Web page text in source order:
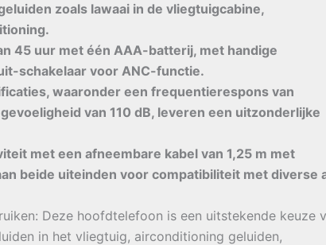
zoals lawaai in de vliegtuigcabine,
45 uur met één AAA-batterij, met handige
schakelaar voor ANC-functie.
waaronder een frequentierespons van
van 110 dB, leveren een uitzonderlijke
met een afneembare kabel van 1,25 m met
beide uiteinden voor compatibiliteit met diverse
Deze hoofdtelefoon is een uitstekende keuze
in het vliegtuig, airconditioning geluiden,